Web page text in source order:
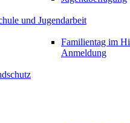
und Jugendarbeit
Familientag im
Anmeldung